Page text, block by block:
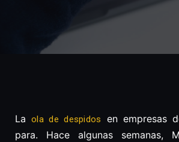
Laola de despidos
en empresas
para. Hace algunas semanas,